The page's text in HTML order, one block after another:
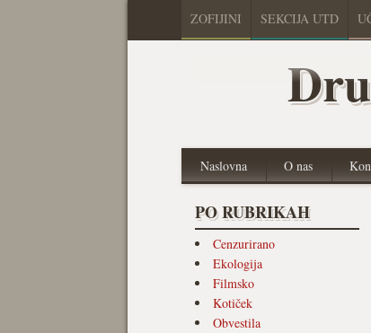
ZOFIJINI SEKCIJA UTD
Naslovna O nas
PO RUBRIKAH
Cenzurirano
Ekologija
Filmsko
Kotiček
Obvestila